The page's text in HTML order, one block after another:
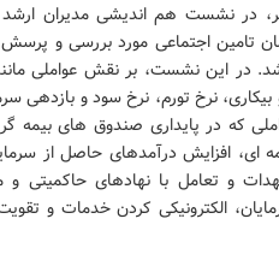
در نشست هم اندیشی مدیران ارشد
تامین اجتماعی مورد بررسی و
در این نشست، بر نقش عواملی
نرخ تورم، نرخ سود و بازدهی
که در پایداری صندوق های بیمه گر
افزایش درآمدهای حاصل از
و تعامل با نهادهای حاکمیتی
الکترونیکی کردن خدمات و